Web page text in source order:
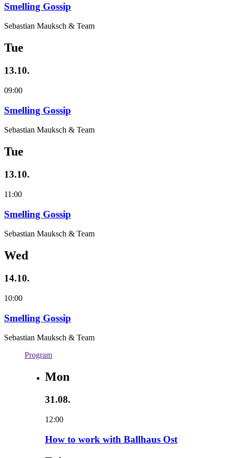
Smelling Gossip
Sebastian Mauksch & Team
Tue
13.10.
09:00
Smelling Gossip
Sebastian Mauksch & Team
Tue
13.10.
11:00
Smelling Gossip
Sebastian Mauksch & Team
Wed
14.10.
10:00
Smelling Gossip
Sebastian Mauksch & Team
Program
Mon
31.08.
12:00
How to work with Ballhaus Ost